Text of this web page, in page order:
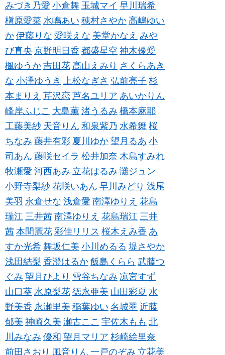
みづき乃愛 小倉舞 玉城マイ 早川瑞希
槇原愛菜 水嶋あい 穂村さやか 高嶋ゆい
か 伊藤りな 愛咲えな 美堂かなえ みや
び真央 京野明日香 都盛星空 神木優愛
楓ゆうか 吉田花 高山えみり さくらあき
な 小澤ゆうき 上松なぎさ 弘前亮子 杉
本まりえ 芹沢恋 芦名ユリア あいかりん
峰岸ふじこ 大島薫 渚うるみ 橋本麻耶
工藤美紗 天音りん 和泉紫乃 水希舞 桜
ちなみ 藤井有彩 夏川ゆか 望月るあ 小
司あん 藤咲セイラ 松井加奈 木島すみれ
牧瀬愛 河西あみ 立花はるみ 灘ジュン
小野寺梨紗 花咲いあん 早川みどり 浅尾
美羽 永倉せな 浅倉愛 南澤ゆりえ 花島
瑞江 三井茜 南澤ゆりえ 花島瑞江 三井
茜 本間麗花 彩佳リリス 桜木えみ香 あ
すか光希 舞坂仁美 小川めるる 堤さやか
浅田結梨 香澄はるか 飯島くらら 武藤つ
ぐみ 望月ひより 雪谷ちなみ 凉宮すず
山口葵 水原梨花 徳永亜美 山田彩夏 水
野美香 永瀬里美 稲葉ゆい 名城翠 近藤
郁美 神崎久美 瀬古ここ 宇佐木もも 北
川みなみ 優和 望月マリア 杉崎絵里奈
前田さおり 風音りん 一戸のぞみ 立花美